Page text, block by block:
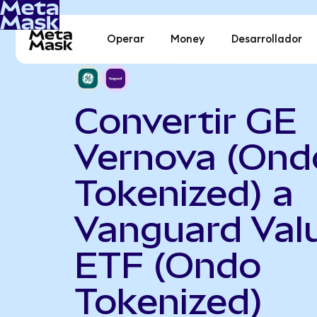
Operar Money Desarrollador
Convertir GE
Vernova
Tokenized) a
Vanguard
ETF (Ondo
Tokenized)